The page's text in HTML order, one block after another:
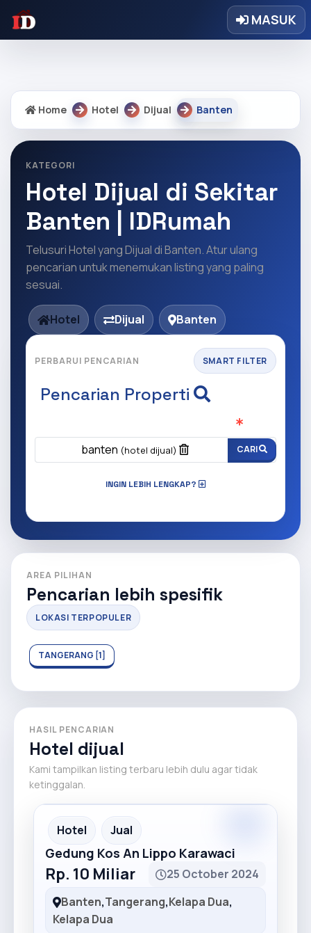
Warning: Undefined array key "regency" in
/home/idrumah/public_html/core/core.php on line 9328
MASUK
Home Hotel Dijual Banten
KATEGORI
Hotel Dijual di Sekitar
Banten | IDRumah
Telusuri Hotel yang Dijual di Banten. Atur ulang
pencarian untuk menemukan listing yang paling
sesuai.
Hotel Dijual Banten
PERBARUI PENCARIAN SMART FILTER
Pencarian Properti
banten (hotel dijual) CARI
INGIN LEBIH LENGKAP?
AREA PILIHAN
Pencarian lebih spesifik
LOKASI TERPOPULER
TANGERANG [1]
HASIL PENCARIAN
Hotel dijual
Kami tampilkan listing terbaru lebih dulu agar tidak
ketinggalan.
Recommended
Hotel Jual
Gedung Kos An Lippo Karawaci
Rp. 10 Miliar
25 October 2024
Banten,Tangerang,Kelapa Dua,
Kelapa Dua